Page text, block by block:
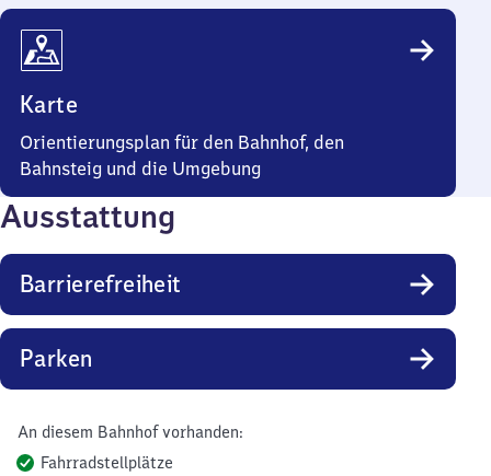
Karte
Orientierungsplan für den Bahnhof, den
Bahnsteig und die Umgebung
Ausstattung
Barrierefreiheit
Parken
An diesem Bahnhof vorhanden:
Fahrradstellplätze